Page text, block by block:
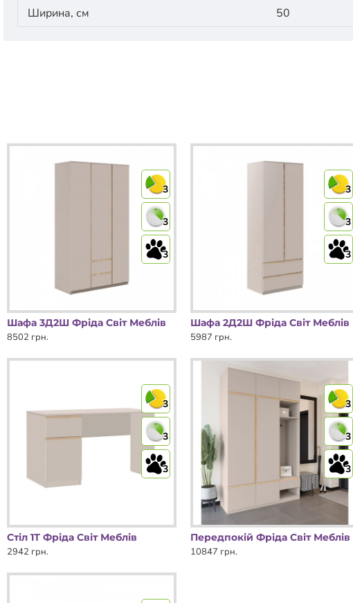
Ширина, см
50
3
3
3
Шафа 3Д2Ш Фріда Світ Меблів
8502 грн.
3
3
3
Шафа 2Д2Ш Фріда Світ Меблів
5987 грн.
3
3
3
Стіл 1Т Фріда Світ Меблів
2942 грн.
3
3
3
Передпокій Фріда Світ Меблів
10847 грн.